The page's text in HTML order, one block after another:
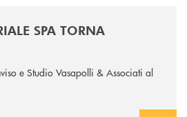
SPA TORNA
e Studio Vasapolli & Associati al